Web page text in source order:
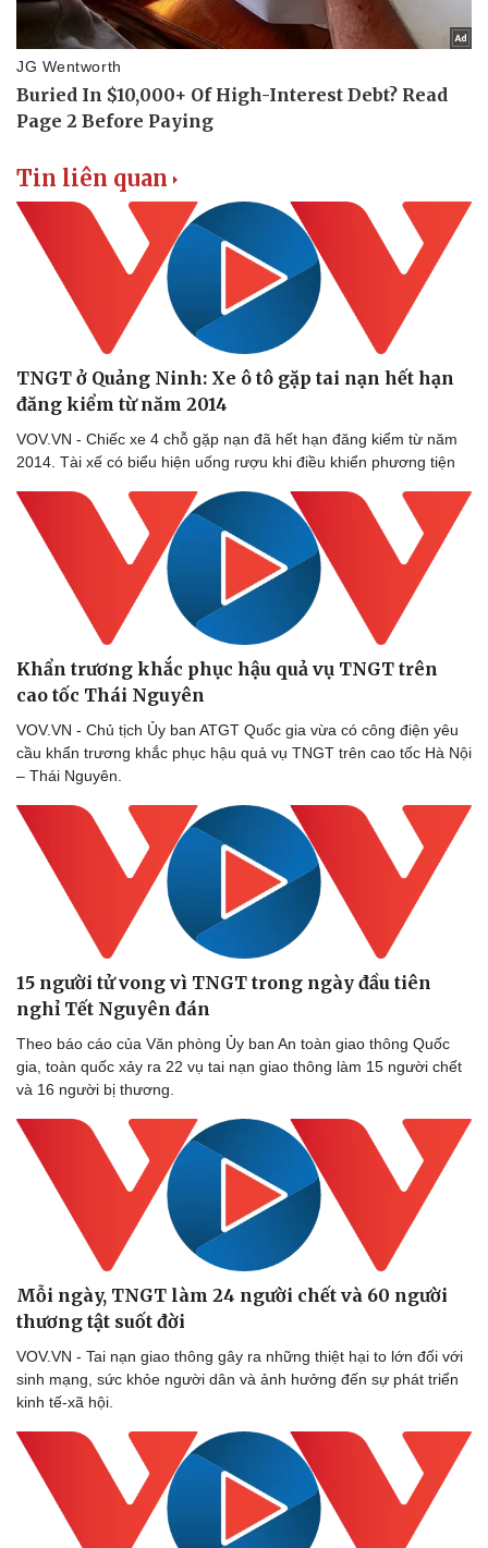
Thể thao
Bóng đá
Thế giới thể thao
eSports
Hậu trường
Ô tô - Xe máy
Tin liên quan
TNGT ở Quảng Ninh: Xe ô tô gặp tai nạn hết hạn
đăng kiểm từ năm 2014
VOV.VN - Chiếc xe 4 chỗ gặp nạn đã hết hạn đăng kiểm từ năm
2014. Tài xế có biểu hiện uống rượu khi điều khiển phương tiện
Khẩn trương khắc phục hậu quả vụ TNGT trên
cao tốc Thái Nguyên
VOV.VN - Chủ tịch Ủy ban ATGT Quốc gia vừa có công điện yêu
cầu khẩn trương khắc phục hậu quả vụ TNGT trên cao tốc Hà Nội
– Thái Nguyên.
15 người tử vong vì TNGT trong ngày đầu tiên
nghỉ Tết Nguyên đán
Theo báo cáo của Văn phòng Ủy ban An toàn giao thông Quốc
gia, toàn quốc xảy ra 22 vụ tai nạn giao thông làm 15 người chết
và 16 người bị thương.
Mỗi ngày, TNGT làm 24 người chết và 60 người
thương tật suốt đời
VOV.VN - Tai nạn giao thông gây ra những thiệt hại to lớn đối với
sinh mạng, sức khỏe người dân và ảnh hưởng đến sự phát triển
kinh tế-xã hội.